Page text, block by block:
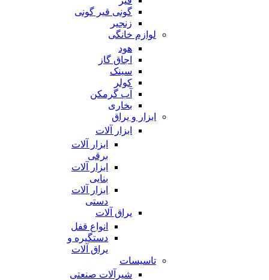
گونی قیر گونی
زنجیر
لوازم خانگی
هود
اجاق گاز
سینک
کولر
آب گرمکن
بخاری
ابزار و یراق
ابزار آلات
ابزار آلات
برقی
ابزار آلات
بنایی
ابزار آلات
دستی
یراق آلات
انواع قفل
دستگیره و
یراق آلات
تاسیسات
شیرآلات صنعتی